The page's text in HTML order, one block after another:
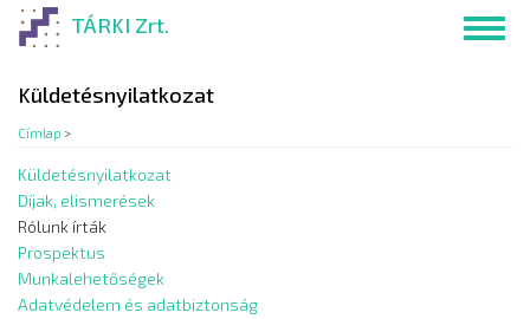
Ugrás
TÁRKI Zrt.
Küldetésnyilatkozat
Címlap >
Küldetésnyilatkozat
Díjak, elismerések
Rólunk írták
Prospektus
Munkalehetőségek
Adatvédelem és adatbiztonság